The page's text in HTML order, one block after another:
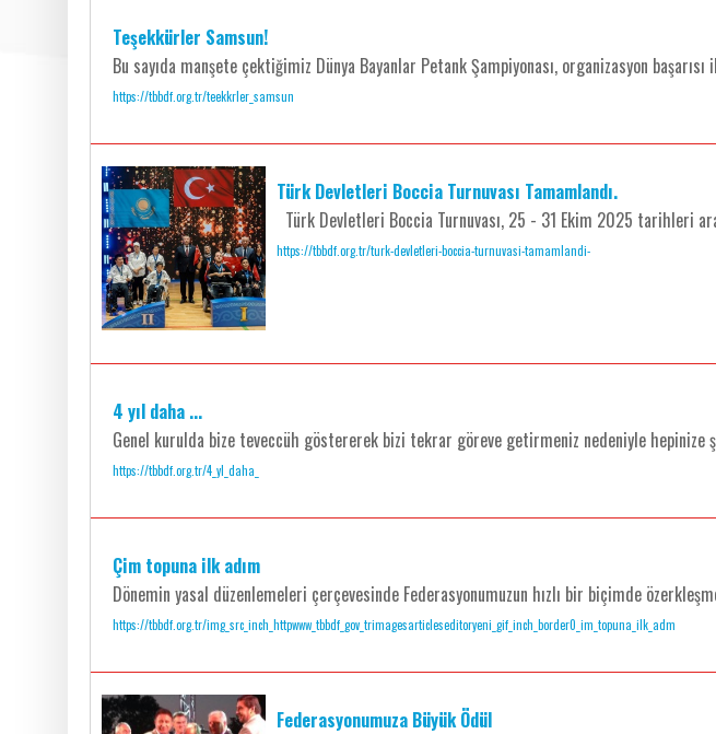
Teşekkürler Samsun!
Bu sayıda manşete çektiğimiz Dünya Bayanlar Petank Şampiyonası, organizasyon
https://tbbdf.org.tr/teekkrler_samsun
Türk Devletleri Boccia Turnuvası Tamamlandı.
Türk Devletleri Boccia Turnuvası, 25 - 31 Ekim 2025 tarihleri
https://tbbdf.org.tr/turk-devletleri-boccia-turnuvasi-tamamlandi-
4 yıl daha ...
Genel kurulda bize teveccüh göstererek bizi tekrar göreve getirmeniz nedeniyle hepinize
https://tbbdf.org.tr/4_yl_daha_
Çim topuna ilk adım
Dönemin yasal düzenlemeleri çerçevesinde Federasyonumuzun hızlı bir biçimde
https://tbbdf.org.tr/img_src_inch_httpwww_tbbdf_gov_trimagesarticleseditoryeni_gif_inch_border0_im_topuna_ilk_adm
Federasyonumuza Büyük Ödül